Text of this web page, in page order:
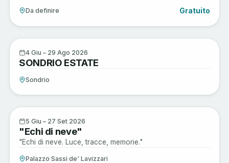
Da definire Gratuito
Musica e Spettacoli
4 Giu – 29 Ago 2026
SONDRIO ESTATE
Sondrio
Arte e Cultura
5 Giu – 27 Set 2026
"Echi di neve"
"Echi di neve. Luce, tracce, memorie."
Palazzo Sassi de' Lavizzari